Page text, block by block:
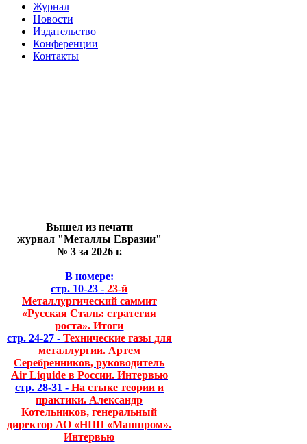
Журнал
Новости
Издательство
Конференции
Контакты
Вышел из печати
журнал "Металлы Евразии"
№ 3 за 2026 г.
В номере:
стр. 10-23 - 23-й
Металлургический саммит
«Русская Сталь: стратегия
роста». Итоги
стр. 24-27 - Технические газы для
металлургии. Артем
Серебренников, руководитель
Air Liquide в России. Интервью
стр. 28-31 - На стыке теории и
практики. Александр
Котельников, генеральный
директор АО «НПП «Машпром».
Интервью